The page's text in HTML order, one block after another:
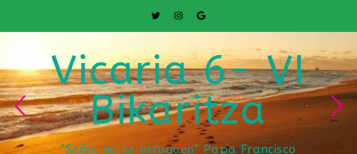
Vicaria 6- VI
Bikaritza
"Soña, no se arruguen" Papa Francisco